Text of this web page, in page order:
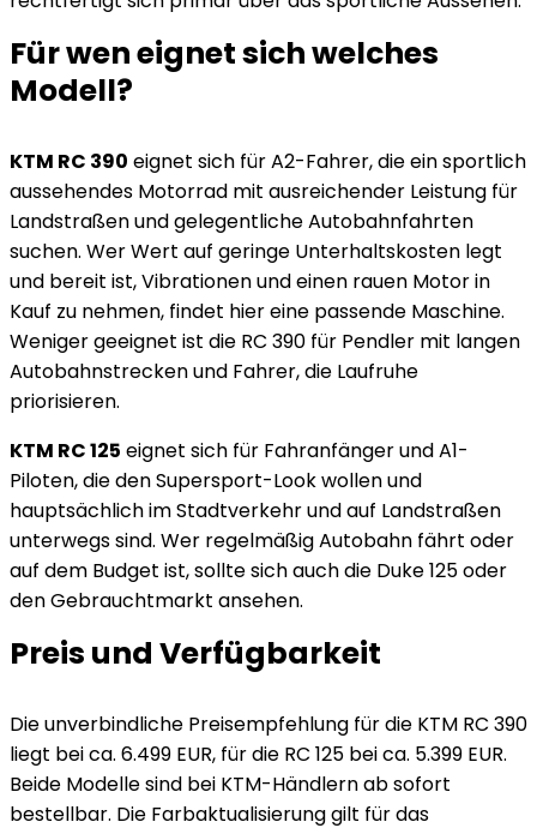
Für wen eignet sich welches
Modell?
KTM RC 390 eignet sich für A2-Fahrer, die ein sportlich
aussehendes Motorrad mit ausreichender Leistung für
Landstraßen und gelegentliche Autobahnfahrten
suchen. Wer Wert auf geringe Unterhaltskosten legt
und bereit ist, Vibrationen und einen rauen Motor in
Kauf zu nehmen, findet hier eine passende Maschine.
Weniger geeignet ist die RC 390 für Pendler mit langen
Autobahnstrecken und Fahrer, die Laufruhe
priorisieren.
KTM RC 125 eignet sich für Fahranfänger und A1-
Piloten, die den Supersport-Look wollen und
hauptsächlich im Stadtverkehr und auf Landstraßen
unterwegs sind. Wer regelmäßig Autobahn fährt oder
auf dem Budget ist, sollte sich auch die Duke 125 oder
den Gebrauchtmarkt ansehen.
Preis und Verfügbarkeit
Die unverbindliche Preisempfehlung für die KTM RC 390
liegt bei ca. 6.499 EUR, für die RC 125 bei ca. 5.399 EUR.
Beide Modelle sind bei KTM-Händlern ab sofort
bestellbar. Die Farbaktualisierung gilt für das